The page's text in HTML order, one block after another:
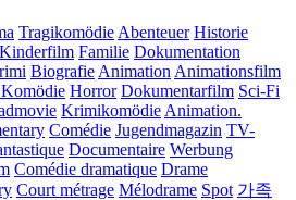
Tragikomödie Abenteuer Historie
Kinderfilm Familie Dokumentation
Biografie Animation Animationsfilm
Horror Dokumentarfilm Sci-Fi
Krimikomödie Animation.
Comédie Jugendmagazin TV-
Documentaire Werbung
Comédie dramatique Drame
Court métrage Mélodrame Spot 가족